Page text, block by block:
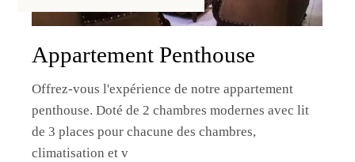
Appartement Penthouse
Offrez-vous l'expérience de notre appartement
penthouse. Doté de 2 chambres modernes avec lit
de 3 places pour chacune des chambres,
climatisation et v